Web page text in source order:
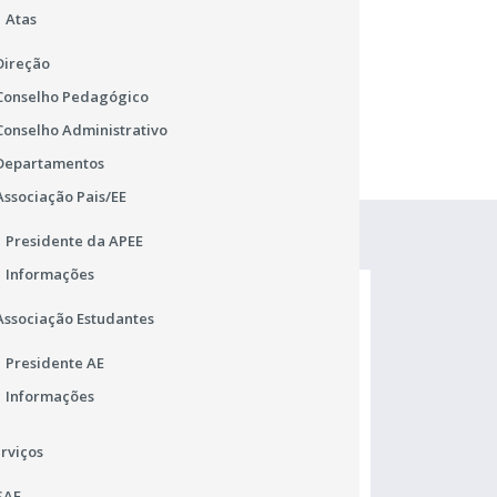
Atas
Pedagógico
Administrativo
Pais/EE
Presidente da APEE
Informações
Estudantes
Presidente AE
Informações